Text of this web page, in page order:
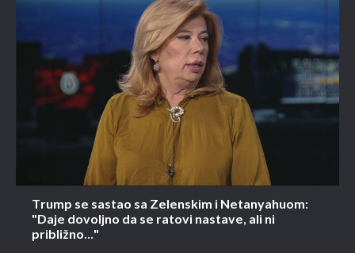
Trump se sastao sa Zelenskim i Netanyahuom:
"Daje dovoljno da se ratovi nastave, ali ni
približno..."